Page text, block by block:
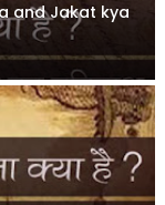
and Jakat kya